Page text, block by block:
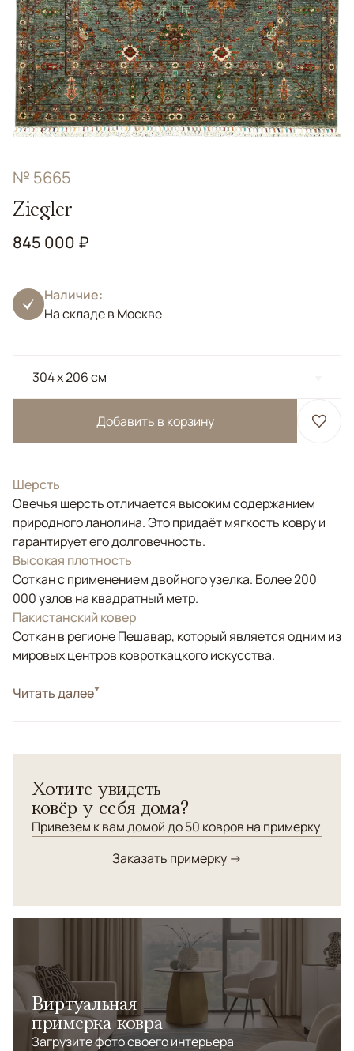
№ 5665
Ziegler
845 000 ₽
Наличие:
На складе в Москве
304 x 206 см
Добавить в корзину
Шерсть
Овечья шерсть отличается высоким содержанием
природного ланолина. Это придаёт мягкость ковру и
гарантирует его долговечность.
Высокая плотность
Соткан с применением двойного узелка. Более 200
000 узлов на квадратный метр.
Пакистанский ковер
Соткан в регионе Пешавар, который является одним из
мировых центров ковроткацкого искусства.
СтильКлассические
вручную из натуральной шерсти и украшен
традиционным восточным орнаментом. Его богатая
сине-зеленая палитра с красными и золотистыми
изысканность. Такой ковер станет эффектным
центром интерьера, добавив дому уют и благородную
эстетику.
Читать далее
Хотите увидеть
ковёр у себя дома?
Привезем к вам домой до 50 ковров на примерку
Заказать примерку →
Виртуальная
примерка ковра
Загрузите фото своего интерьера